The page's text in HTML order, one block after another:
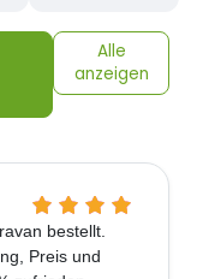
Alle
anzeigen
bestellt.
Preis und